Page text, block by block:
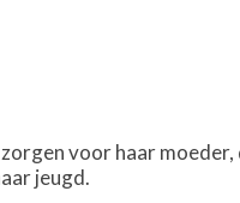
voor haar
jeugd.